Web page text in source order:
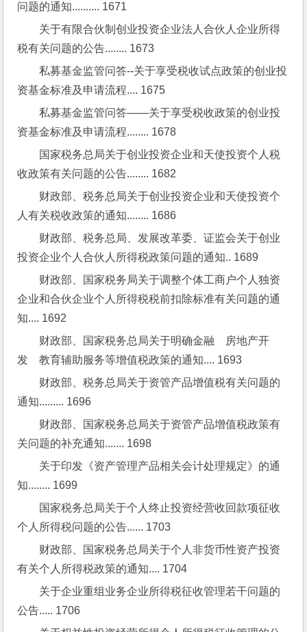
问题的通知.......... 1671
关于有限合伙制创业投资企业法人合伙人企业所得
税有关问题的公告........ 1673
私募基金监管问答--关于享受税收试点政策的创业投
资基金标准及申请流程.... 1675
私募基金监管问答——关于享受税收政策的创业投
资基金标准及申请流程........ 1678
国家税务总局关于创业投资企业和天使投资个人税
收政策有关问题的公告........ 1682
财政部、税务总局关于创业投资企业和天使投资个
人有关税收政策的通知........ 1686
财政部、税务总局、发展改革委、证监会关于创业
投资企业个人合伙人所得税政策问题的通知.. 1689
财政部、国家税务局关于调整个体工商户个人独资
企业和合伙企业个人所得税税前扣除标准有关问题的通
知.... 1692
财政部、国家税务总局关于明确金融　房地产开
发　教育辅助服务等增值税政策的通知.... 1693
财政部、税务总局关于资管产品增值税有关问题的
通知......... 1696
财政部、国家税务总局关于资管产品增值税政策有
关问题的补充通知....... 1698
关于印发《资产管理产品相关会计处理规定》的通
知........ 1699
国家税务总局关于个人终止投资经营收回款项征收
个人所得税问题的公告...... 1703
财政部、国家税务总局关于个人非货币性资产投资
有关个人所得税政策的通知.... 1704
关于企业重组业务企业所得税征收管理若干问题的
公告..... 1706